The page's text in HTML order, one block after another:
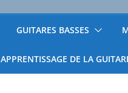
GUITARES BASSES
APPRENTISSAGE DE LA